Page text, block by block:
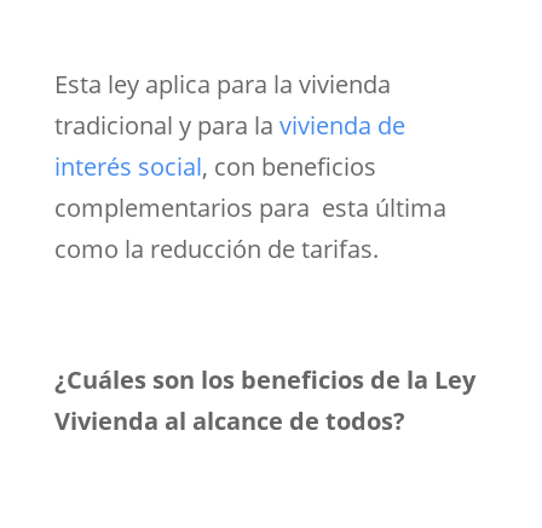
Esta ley aplica para la vivienda
tradicional y para la vivienda de
interés social, con beneficios
complementarios para esta última
como la reducción de tarifas.
¿Cuáles son los beneficios de la Ley
Vivienda al alcance de todos?